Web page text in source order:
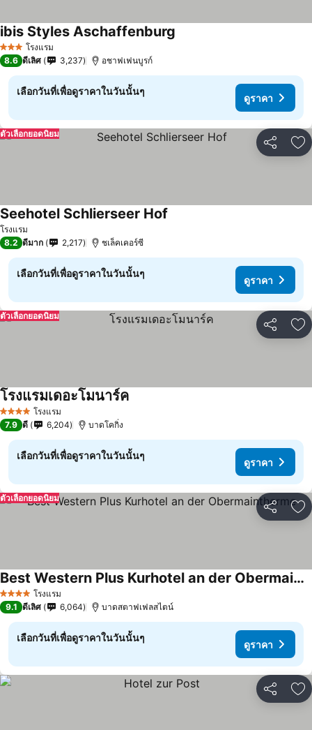
3 ดาว โรงแรม
ibis Styles Aschaffenburg
8.6 ดีเลิศ 3,237 อชาฟเฟนบูรก์
เลือกวันที่เพื่อดูราคาในวันนั้นๆ
ดูราคา
แชร์ เ
ตัวเลือกยอดนิยม
โรงแรม
Seehotel Schlierseer Hof
8.2 ดีมาก 2,217 ชเล็คเคอร์ซี
เลือกวันที่เพื่อดูราคาในวันนั้นๆ
ดูราคา
แชร์ เ
ตัวเลือกยอดนิยม
4 ดาว โรงแรม
โรงแรมเดอะโมนาร์ค
7.9 ดี 6,204 บาดโคกิ่ง
เลือกวันที่เพื่อดูราคาในวันนั้นๆ
ดูราคา
แชร์ เ
ตัวเลือกยอดนิยม
4 ดาว โรงแรม
Best Western Plus Kurhotel an der Obermaintherme
9.1 ดีเลิศ 6,064 บาดสตาฟเฟลสไตน์
เลือกวันที่เพื่อดูราคาในวันนั้นๆ
ดูราคา
แชร์ เ